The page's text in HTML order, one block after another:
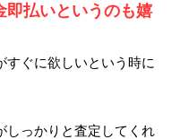
即払いというのも嬉
すぐに欲しいという時に
しっかりと査定してくれ